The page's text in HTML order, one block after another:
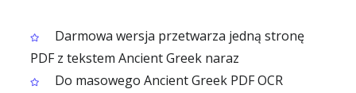
Darmowa wersja przetwarza jedną stronę
PDF z tekstem Ancient Greek naraz
Do masowego Ancient Greek PDF OCR